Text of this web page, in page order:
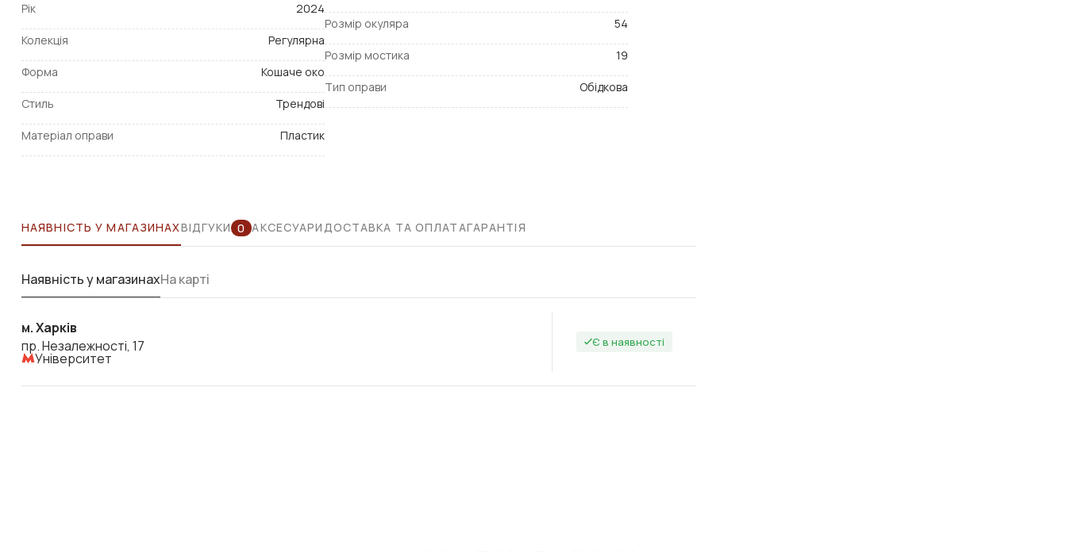
Рік 2024
Колекція Регулярна
Форма Кошаче око
Стиль Трендові
Матеріал оправи Пластик
Розмір окуляра 54
Розмір мостика 19
Тип оправи Обідкова
НАЯВНІСТЬ У МАГАЗИНАХВІДГУКИ 0 АКСЕСУАРИДОСТАВКА ТА ОПЛАТАГАРАНТІЯ
Наявність у магазинахНа карті
м. Харків
пр. Незалежності, 17
Університет
Є в наявності